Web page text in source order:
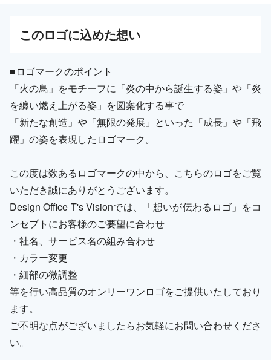
このロゴに込めた想い
■ロゴマークのポイント
「火の鳥」をモチーフに「炎の中から誕生する姿」や「炎
を纏い燃え上がる姿」を図案化する事で
「新たな創造」や「無限の発展」といった「成長」や「飛
躍」の姿を表現したロゴマーク。
この度は数あるロゴマークの中から、こちらのロゴをご覧
いただき誠にありがとうございます。
Design Office T's Visionでは、「想いが伝わるロゴ」をコ
ンセプトにお客様のご要望に合わせ
・社名、サービス名の組み合わせ
・カラー変更
・細部の微調整
等を行い高品質のオンリーワンロゴをご提供いたしており
ます。
ご不明な点がございましたらお気軽にお問い合わせくださ
い。